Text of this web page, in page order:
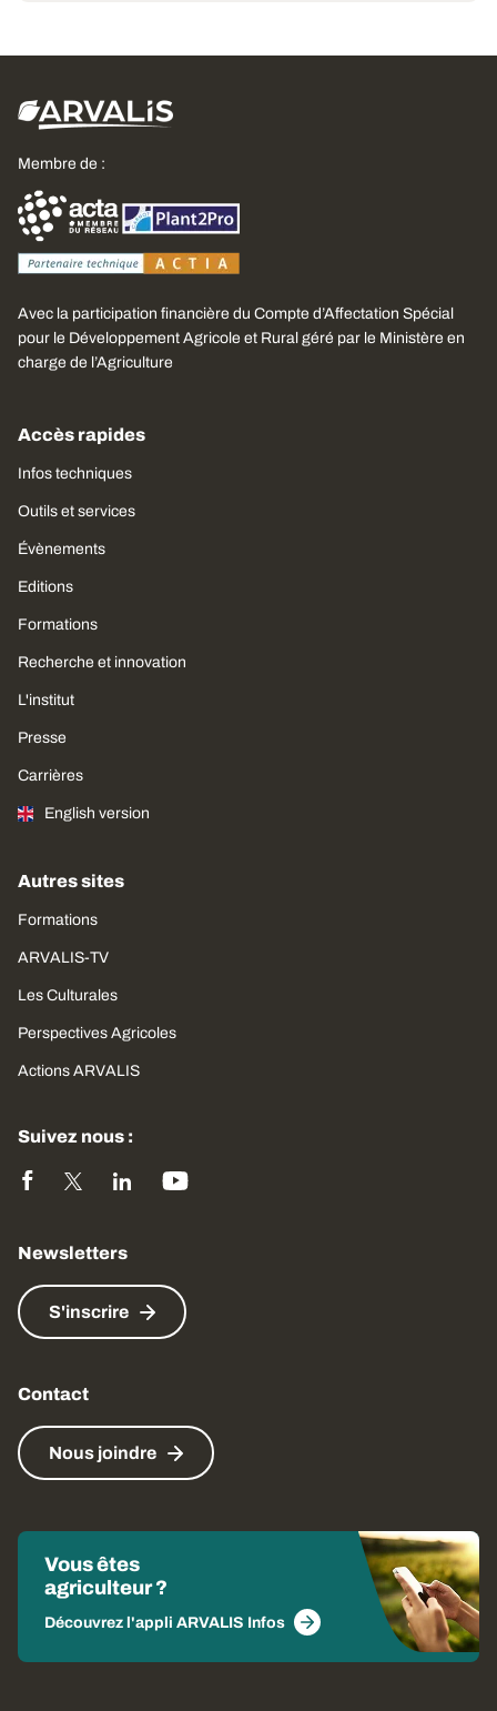
Membre de :
Avec la participation financière du Compte d’Affectation Spécial
pour le Développement Agricole et Rural géré par le Ministère en
charge de l’Agriculture
Accès rapides
Infos techniques
Outils et services
Évènements
Editions
Formations
Recherche et innovation
L'institut
Presse
Carrières
English version
Autres sites
Formations
ARVALIS-TV
Les Culturales
Perspectives Agricoles
Actions ARVALIS
Suivez nous :
Newsletters
S'inscrire
Contact
Nous joindre
Vous êtes
agriculteur ?
Découvrez l'appli ARVALIS Infos